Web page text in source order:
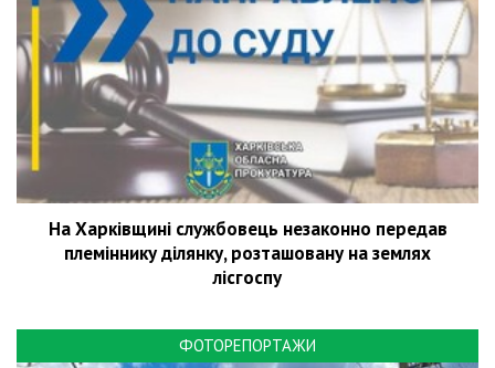
На Харківщині службовець незаконно передав
племіннику ділянку, розташовану на землях
лісгоспу
ФОТОРЕПОРТАЖИ